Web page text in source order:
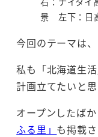
景 左下：日
今回のテーマは
私も「北海道生
計画立てたいと思
オープンしたば
ふる里」 も掲載